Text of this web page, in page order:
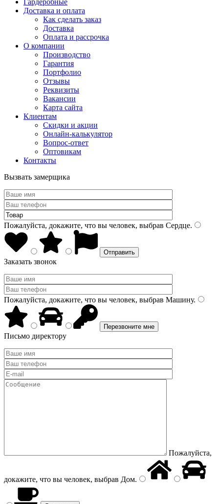
Гардеробные
Доставка и оплата
Как сделать заказ
Доставка
Оплата и рассрочка
О компании
Производство
Гарантия
Портфолио
Отзывы
Реквизиты
Вакансии
Карта сайта
Клиентам
Скидки и акции
Онлайн-калькулятор
Вопрос-ответ
Оптовикам
Контакты
Вызвать замерщика
Пожалуйста, докажите, что вы человек, выбрав Сердце.
Заказать звонок
Пожалуйста, докажите, что вы человек, выбрав Машину.
Письмо директору
Пожалуйста,
докажите, что вы человек, выбрав Дом.